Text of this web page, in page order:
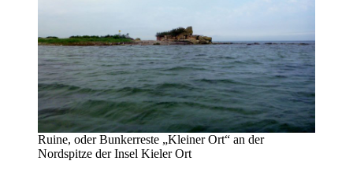
Ruine, oder Bunkerreste „Kleiner Ort“ an der
Nordspitze der Insel Kieler Ort